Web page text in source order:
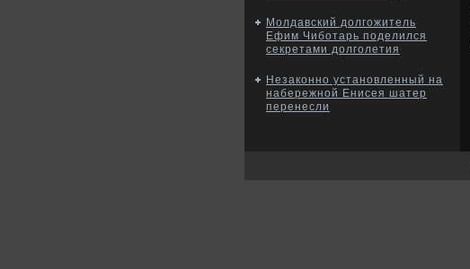
Молдавский долгожитель
Ефим Чиботарь поделился
секретами долголетия
Незаконно установленный на
набережной Енисея шатер
перенесли